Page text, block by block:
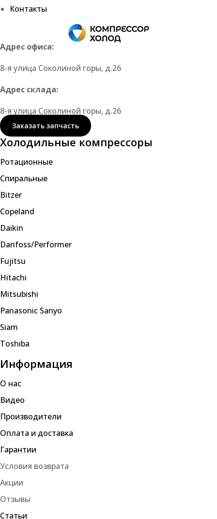
Контакты
Адрес офиса:
8-я улица Соколиной горы, д.26
Адрес склада:
8-я улица Соколиной горы, д.26
Заказать запчасть
Холодильные компрессоры
Ротационные
Спиральные
Bitzer
Copeland
Daikin
Danfoss/Performer
Fujitsu
Hitachi
Mitsubishi
Panasonic Sanyo
Siam
Toshiba
Информация
О нас
Видео
Производители
Оплата и доставка
Гарантии
Условия возврата
Акции
Отзывы
Статьи